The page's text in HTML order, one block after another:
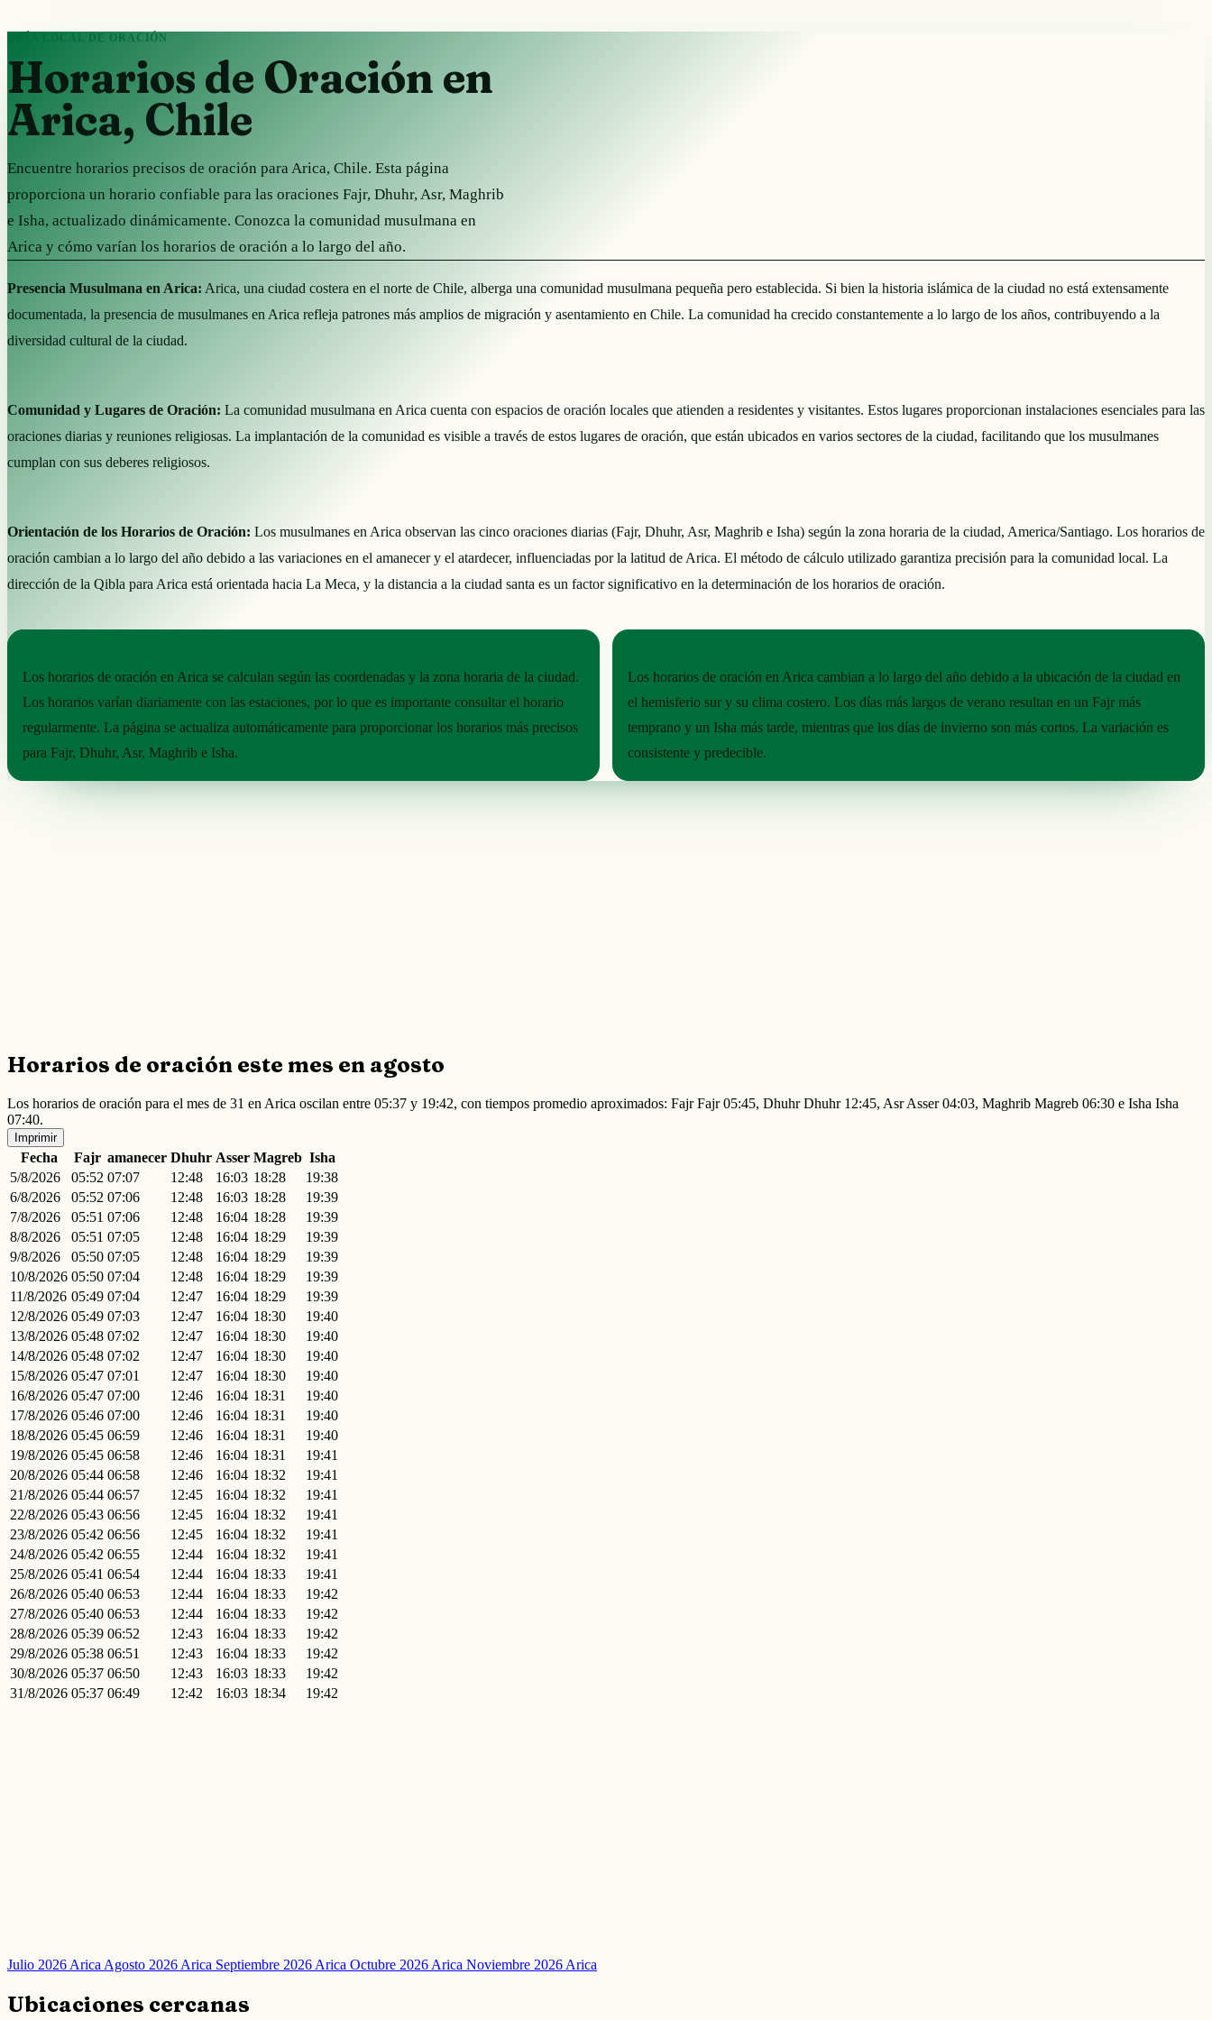
GUÍA LOCAL DE ORACIÓN
Horarios de Oración en
Arica, Chile
Encuentre horarios precisos de oración para Arica, Chile. Esta página
proporciona un horario confiable para las oraciones Fajr, Dhuhr, Asr, Maghrib
e Isha, actualizado dinámicamente. Conozca la comunidad musulmana en
Arica y cómo varían los horarios de oración a lo largo del año.
Presencia Musulmana en Arica: Arica, una ciudad costera en el norte de Chile, alberga una comunidad musulmana pequeña pero establecida. Si bien la historia islámica de la ciudad no está extensamente
documentada, la presencia de musulmanes en Arica refleja patrones más amplios de migración y asentamiento en Chile. La comunidad ha crecido constantemente a lo largo de los años, contribuyendo a la
diversidad cultural de la ciudad.
Comunidad y Lugares de Oración: La comunidad musulmana en Arica cuenta con espacios de oración locales que atienden a residentes y visitantes. Estos lugares proporcionan instalaciones esenciales para las
oraciones diarias y reuniones religiosas. La implantación de la comunidad es visible a través de estos lugares de oración, que están ubicados en varios sectores de la ciudad, facilitando que los musulmanes
cumplan con sus deberes religiosos.
Orientación de los Horarios de Oración: Los musulmanes en Arica observan las cinco oraciones diarias (Fajr, Dhuhr, Asr, Maghrib e Isha) según la zona horaria de la ciudad, America/Santiago. Los horarios de
oración cambian a lo largo del año debido a las variaciones en el amanecer y el atardecer, influenciadas por la latitud de Arica. El método de cálculo utilizado garantiza precisión para la comunidad local. La
dirección de la Qibla para Arica está orientada hacia La Meca, y la distancia a la ciudad santa es un factor significativo en la determinación de los horarios de oración.
Los horarios de oración en Arica se calculan según las coordenadas y la zona horaria de la ciudad.
Los horarios varían diariamente con las estaciones, por lo que es importante consultar el horario
regularmente. La página se actualiza automáticamente para proporcionar los horarios más precisos
para Fajr, Dhuhr, Asr, Maghrib e Isha.
Los horarios de oración en Arica cambian a lo largo del año debido a la ubicación de la ciudad en
el hemisferio sur y su clima costero. Los días más largos de verano resultan en un Fajr más
temprano y un Isha más tarde, mientras que los días de invierno son más cortos. La variación es
consistente y predecible.
Horarios de oración este mes en agosto
Los horarios de oración para el mes de 31 en Arica oscilan entre 05:37 y 19:42, con tiempos promedio aproximados: Fajr Fajr 05:45, Dhuhr Dhuhr 12:45, Asr Asser 04:03, Maghrib Magreb 06:30 e Isha Isha
07:40.
Imprimir
Fecha Fajr amanecer Dhuhr Asser Magreb Isha
5/8/2026
05:52 07:07 12:48 16:03 18:28
19:38
6/8/2026
05:52 07:06 12:48 16:03 18:28
19:39
7/8/2026
05:51 07:06 12:48 16:04 18:28
19:39
8/8/2026
05:51 07:05 12:48 16:04 18:29
19:39
9/8/2026
05:50 07:05 12:48 16:04 18:29
19:39
10/8/2026 05:50 07:04 12:48 16:04 18:29
19:39
11/8/2026 05:49 07:04 12:47 16:04 18:29
19:39
12/8/2026 05:49 07:03 12:47 16:04 18:30
19:40
13/8/2026 05:48 07:02 12:47 16:04 18:30
19:40
14/8/2026 05:48 07:02 12:47 16:04 18:30
19:40
15/8/2026 05:47 07:01 12:47 16:04 18:30
19:40
16/8/2026 05:47 07:00 12:46 16:04 18:31
19:40
17/8/2026 05:46 07:00 12:46 16:04 18:31
19:40
18/8/2026 05:45 06:59 12:46 16:04 18:31
19:40
19/8/2026 05:45 06:58 12:46 16:04 18:31
19:41
20/8/2026 05:44 06:58 12:46 16:04 18:32
19:41
21/8/2026 05:44 06:57 12:45 16:04 18:32
19:41
22/8/2026 05:43 06:56 12:45 16:04 18:32
19:41
23/8/2026 05:42 06:56 12:45 16:04 18:32
19:41
24/8/2026 05:42 06:55 12:44 16:04 18:32
19:41
25/8/2026 05:41 06:54 12:44 16:04 18:33
19:41
26/8/2026 05:40 06:53 12:44 16:04 18:33
19:42
27/8/2026 05:40 06:53 12:44 16:04 18:33
19:42
28/8/2026 05:39 06:52 12:43 16:04 18:33
19:42
29/8/2026 05:38 06:51 12:43 16:04 18:33
19:42
30/8/2026 05:37 06:50 12:43 16:03 18:33
19:42
31/8/2026 05:37 06:49 12:42 16:03 18:34 19:42
Julio 2026 Arica Agosto 2026 Arica Septiembre 2026 Arica Octubre 2026 Arica Noviembre 2026 Arica
Ubicaciones cercanas